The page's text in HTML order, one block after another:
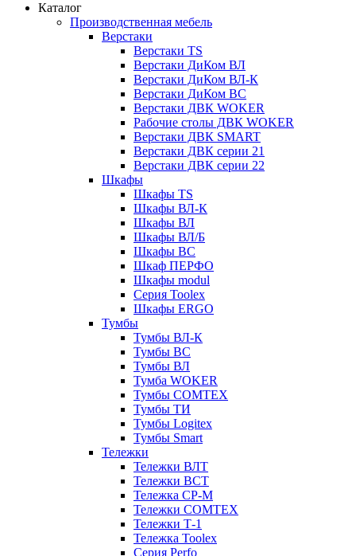
Каталог
Производственная мебель
Верстаки
Верстаки TS
Верстаки ДиКом ВЛ
Верстаки ДиКом ВЛ-К
Верстаки ДиКом ВС
Верстаки ДВК WOKER
Рабочие столы ДВК WOKER
Верстаки ДВК SMART
Верстаки ДВК серии 21
Верстаки ДВК серии 22
Шкафы
Шкафы TS
Шкафы ВЛ-К
Шкафы ВЛ
Шкафы ВЛ/Б
Шкафы ВС
Шкаф ПЕРФО
Шкафы modul
Серия Toolex
Шкафы ERGO
Тумбы
Тумбы ВЛ-К
Тумбы ВС
Тумбы ВЛ
Тумба WOKER
Тумбы COMTEX
Тумбы ТИ
Тумбы Logitex
Тумбы Smart
Тележки
Тележки ВЛТ
Тележки ВСТ
Тележка СР-М
Тележки COMTEX
Тележки Т-1
Тележка Toolex
Серия Perfo